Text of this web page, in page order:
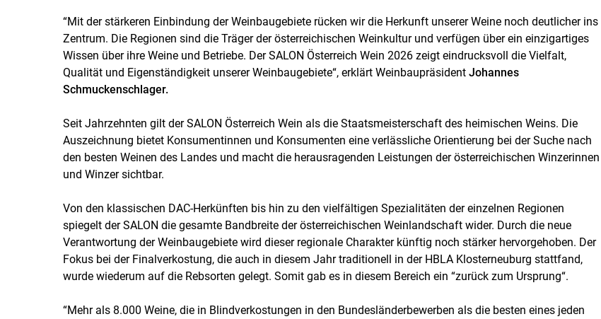
Skip to main content
“Mit der stärkeren Einbindung der Weinbaugebiete rücken wir die Herkunft unserer Weine noch deutlicher ins
Zentrum. Die Regionen sind die Träger der österreichischen Weinkultur und verfügen über ein einzigartiges
Wissen über ihre Weine und Betriebe. Der SALON Österreich Wein 2026 zeigt eindrucksvoll die Vielfalt,
Qualität und Eigenständigkeit unserer Weinbaugebiete“, erklärt Weinbaupräsident Johannes
Schmuckenschlager.
Seit Jahrzehnten gilt der SALON Österreich Wein als die Staatsmeisterschaft des heimischen Weins. Die
Auszeichnung bietet Konsumentinnen und Konsumenten eine verlässliche Orientierung bei der Suche nach
den besten Weinen des Landes und macht die herausragenden Leistungen der österreichischen Winzerinnen
und Winzer sichtbar.
Von den klassischen DAC-Herkünften bis hin zu den vielfältigen Spezialitäten der einzelnen Regionen
spiegelt der SALON die gesamte Bandbreite der österreichischen Weinlandschaft wider. Durch die neue
Verantwortung der Weinbaugebiete wird dieser regionale Charakter künftig noch stärker hervorgehoben. Der
Fokus bei der Finalverkostung, die auch in diesem Jahr traditionell in der HBLA Klosterneuburg stattfand,
wurde wiederum auf die Rebsorten gelegt. Somit gab es in diesem Bereich ein “zurück zum Ursprung“.
“Mehr als 8.000 Weine, die in Blindverkostungen in den Bundesländerbewerben als die besten eines jeden